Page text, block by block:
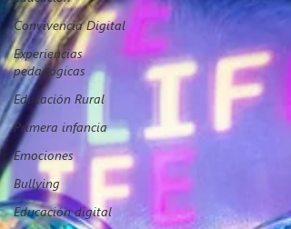
Convivencia Digital
Experiencias
pedagógicas
Educación Rural
Primera infancia
Emociones
Bullying
Educación digital